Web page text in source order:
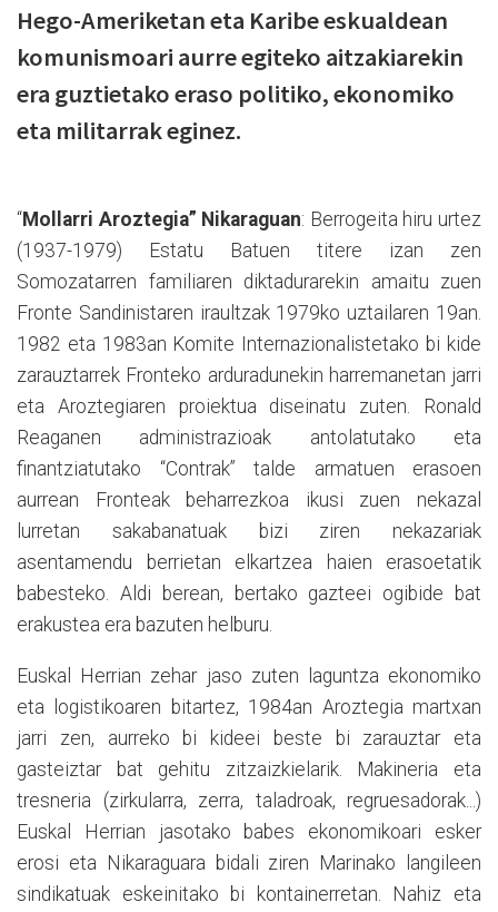
Hego-Ameriketan eta Karibe eskualdean
komunismoari aurre egiteko aitzakiarekin
era guztietako eraso politiko, ekonomiko
eta militarrak eginez.
“Mollarri Aroztegia” Nikaraguan: Berrogeita hiru urtez
(1937-1979) Estatu Batuen titere izan zen
Somozatarren familiaren diktadurarekin amaitu zuen
Fronte Sandinistaren iraultzak 1979ko uztailaren 19an.
1982 eta 1983an Komite Internazionalistetako bi kide
zarauztarrek Fronteko arduradunekin harremanetan jarri
eta Aroztegiaren proiektua diseinatu zuten. Ronald
Reaganen administrazioak antolatutako eta
finantziatutako “Contrak” talde armatuen erasoen
aurrean Fronteak beharrezkoa ikusi zuen nekazal
lurretan sakabanatuak bizi ziren nekazariak
asentamendu berrietan elkartzea haien erasoetatik
babesteko. Aldi berean, bertako gazteei ogibide bat
erakustea era bazuten helburu.
Euskal Herrian zehar jaso zuten laguntza ekonomiko
eta logistikoaren bitartez, 1984an Aroztegia martxan
jarri zen, aurreko bi kideei beste bi zarauztar eta
gasteiztar bat gehitu zitzaizkielarik. Makineria eta
tresneria (zirkularra, zerra, taladroak, regruesadorak...)
Euskal Herrian jasotako babes ekonomikoari esker
erosi eta Nikaraguara bidali ziren Marinako langileen
sindikatuak eskeinitako bi kontainerretan. Nahiz eta